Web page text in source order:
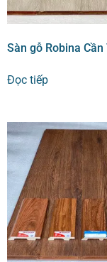
Sàn gỗ Robina
Đọc tiếp